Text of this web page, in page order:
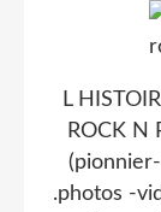
L
ROCK N
.photos -